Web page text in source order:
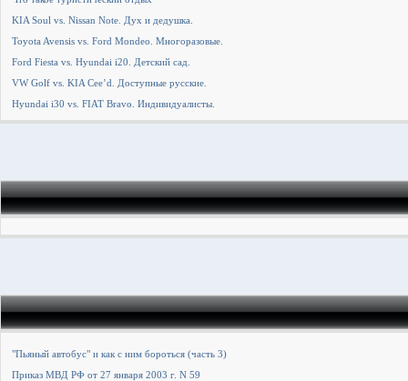
KIA Soul vs. Nissan Note. Дух и дедушка.
Toyota Avensis vs. Ford Mondeo. Многоразовые.
Ford Fiesta vs. Hyundai i20. Детский сад.
VW Golf vs. KIA Cee’d. Доступные русские.
Hyundai i30 vs. FIAT Bravo. Индивидуалисты.
"Пьяный автобус" и как с ним бороться (часть 3)
Приказ МВД РФ от 27 января 2003 г. N 59